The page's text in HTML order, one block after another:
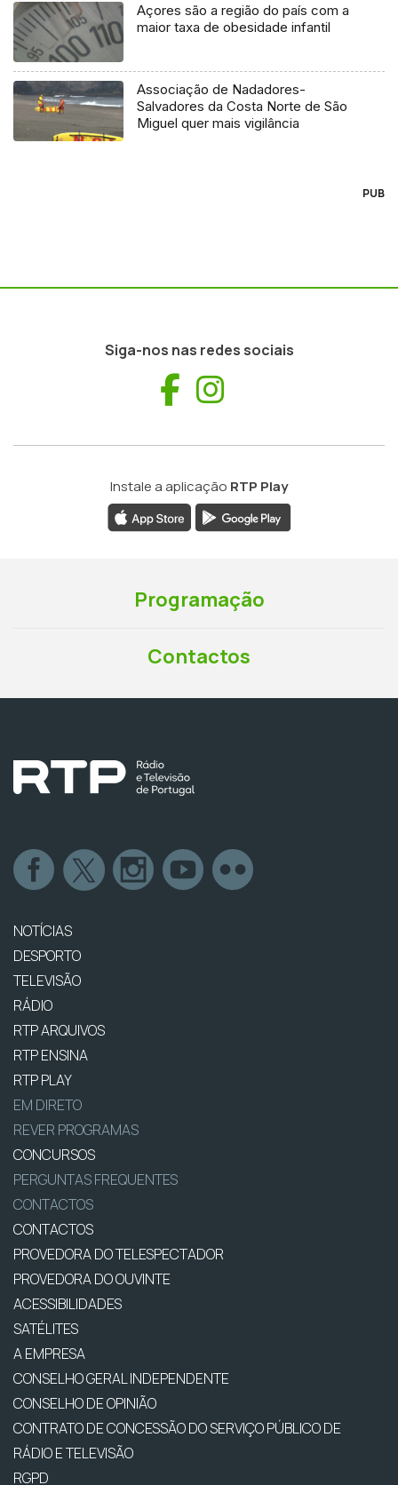
Açores são a região do país com a
maior taxa de obesidade infantil
Associação de Nadadores-
Salvadores da Costa Norte de São
Miguel quer mais vigilância
PUB
Siga-nos nas redes sociais
Facebook
Instale a aplicação RTP Play
Programação
Contactos
NOTÍCIAS
DESPORTO
TELEVISÃO
RÁDIO
RTP ARQUIVOS
RTP ENSINA
RTP PLAY
EM DIRETO
REVER PROGRAMAS
CONCURSOS
PERGUNTAS FREQUENTES
CONTACTOS
CONTACTOS
PROVEDORA DO TELESPECTADOR
PROVEDORA DO OUVINTE
ACESSIBILIDADES
SATÉLITES
A EMPRESA
CONSELHO GERAL INDEPENDENTE
CONSELHO DE OPINIÃO
CONTRATO DE CONCESSÃO DO SERVIÇO PÚBLICO DE
RÁDIO E TELEVISÃO
RGPD